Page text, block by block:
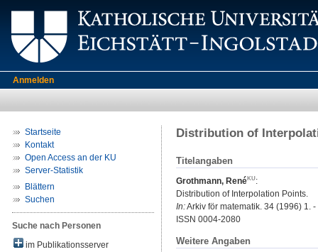
Anmelden
Startseite
Kontakt
Open Access an der KU
Server-Statistik
Blättern
Suchen
Suche nach Personen
im Publikationsserver
Distribution of
Titelangaben
Grothmann, René
:
Distribution of Interpolation Points.
In:Arkiv för matematik. 34 (1996) 1. -
ISSN 0004-2080
Weitere Angaben